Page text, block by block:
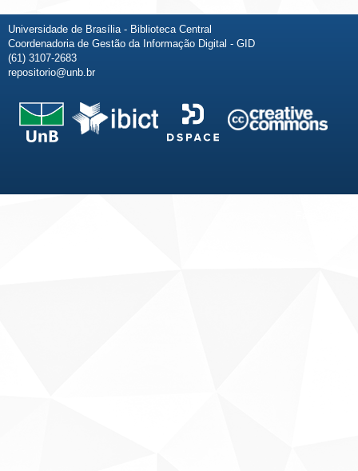
Universidade de Brasília - Biblioteca Central
Coordenadoria de Gestão da Informação Digital - GID
(61) 3107-2683
repositorio@unb.br